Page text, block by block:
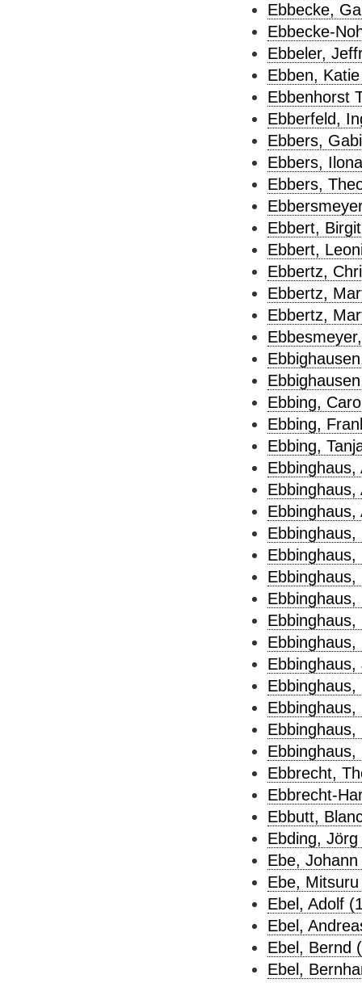
Ebbecke,
Ebbecke-
Ebbeler,
Ebben,
Ebbenhorst
Ebberfeld,
Ebbers,
Ebbers,
Ebbers,
Ebbert,
Ebbert,
Ebbertz,
Ebbertz,
Ebbertz,
Ebbing,
Ebbing,
Ebbing,
Ebbinghaus,
Ebbinghaus,
Ebbinghaus,
Ebbinghaus,
Ebbinghaus,
Ebbinghaus,
Ebbinghaus,
Ebbinghaus,
Ebbrecht,
Ebbrecht-
Ebbutt,
Ebding, Jörg
Ebe, Johann
Ebe,
Ebel, Adolf
Ebel,
Ebel, Bernd
Ebel,